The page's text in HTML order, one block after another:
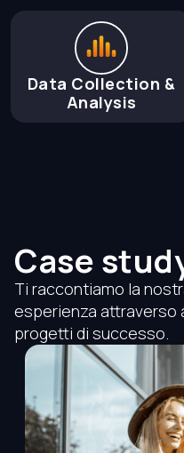
Data Collection &
Analysis
Case
Ti raccontiamo la
esperienza attraverso
progetti di successo.